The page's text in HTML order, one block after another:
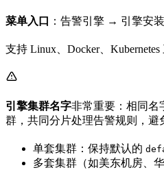
菜单入口 ：告警引擎 → 引擎安
支持 Linux、Docker、Kubernetes
引擎集群名字非常重要：相同名
群，共同分片处理告警规则，避
单套集群：保持默认的
多套集群（如美东机房、